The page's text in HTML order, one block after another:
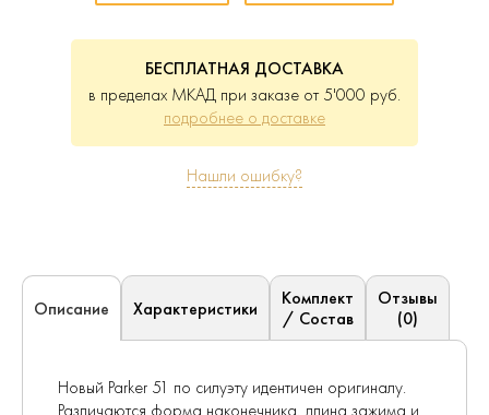
БЕСПЛАТНАЯ ДОСТАВКА
в пределах МКАД при заказе от 5'000 руб.
подробнее о доставке
Нашли ошибку?
Описание Характеристики
Комплект
/ Состав
Отзывы
(0)
Новый Parker 51 по силуэту идентичен оригиналу.
Различаются форма наконечника, длина зажима и